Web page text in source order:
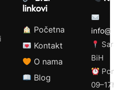
linkovi
Početna
Kontakt
O nama
Blog
BiH